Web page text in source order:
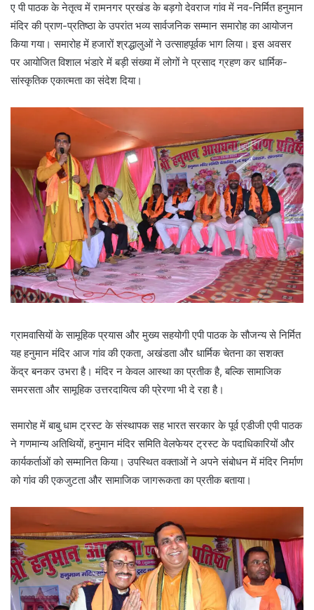
ए पी पाठक के नेतृत्व में रामनगर प्रखंड के बड़गो देवराज गांव में नव-निर्मित हनुमान
मंदिर की प्राण-प्रतिष्ठा के उपरांत भव्य सार्वजनिक सम्मान समारोह का आयोजन
किया गया। समारोह में हजारों श्रद्धालुओं ने उत्साहपूर्वक भाग लिया। इस अवसर
पर आयोजित विशाल भंडारे में बड़ी संख्या में लोगों ने प्रसाद ग्रहण कर धार्मिक-
सांस्कृतिक एकात्मता का संदेश दिया।
ग्रामवासियों के सामूहिक प्रयास और मुख्य सहयोगी एपी पाठक के सौजन्य से निर्मित
यह हनुमान मंदिर आज गांव की एकता, अखंडता और धार्मिक चेतना का सशक्त
केंद्र बनकर उभरा है। मंदिर न केवल आस्था का प्रतीक है, बल्कि सामाजिक
समरसता और सामूहिक उत्तरदायित्व की प्रेरणा भी दे रहा है।
समारोह में बाबु धाम ट्रस्ट के संस्थापक सह भारत सरकार के पूर्व एडीजी एपी पाठक
ने गणमान्य अतिथियों, हनुमान मंदिर समिति वेलफेयर ट्रस्ट के पदाधिकारियों और
कार्यकर्ताओं को सम्मानित किया। उपस्थित वक्ताओं ने अपने संबोधन में मंदिर निर्माण
को गांव की एकजुटता और सामाजिक जागरूकता का प्रतीक बताया।